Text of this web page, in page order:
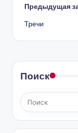
записи
Предыдущая
Тречи
Поиск